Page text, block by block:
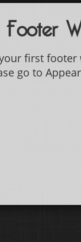
Footer
first footer
go to